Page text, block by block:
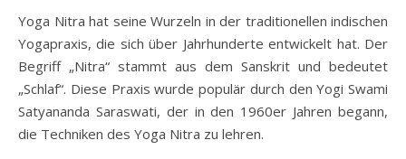
Yoga Nitra hat seine Wurzeln in der traditionellen indischen
Yogapraxis, die sich über Jahrhunderte entwickelt hat. Der
Begriff „Nitra“ stammt aus dem Sanskrit und bedeutet
„Schlaf“. Diese Praxis wurde populär durch den Yogi Swami
Satyananda Saraswati, der in den 1960er Jahren begann,
die Techniken des Yoga Nitra zu lehren.